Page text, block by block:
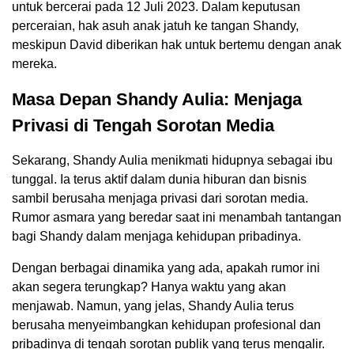
untuk bercerai pada 12 Juli 2023. Dalam keputusan
perceraian, hak asuh anak jatuh ke tangan Shandy,
meskipun David diberikan hak untuk bertemu dengan anak
mereka.
Masa Depan Shandy Aulia: Menjaga
Privasi di Tengah Sorotan Media
Sekarang, Shandy Aulia menikmati hidupnya sebagai ibu
tunggal. Ia terus aktif dalam dunia hiburan dan bisnis
sambil berusaha menjaga privasi dari sorotan media.
Rumor asmara yang beredar saat ini menambah tantangan
bagi Shandy dalam menjaga kehidupan pribadinya.
Dengan berbagai dinamika yang ada, apakah rumor ini
akan segera terungkap? Hanya waktu yang akan
menjawab. Namun, yang jelas, Shandy Aulia terus
berusaha menyeimbangkan kehidupan profesional dan
pribadinya di tengah sorotan publik yang terus mengalir.